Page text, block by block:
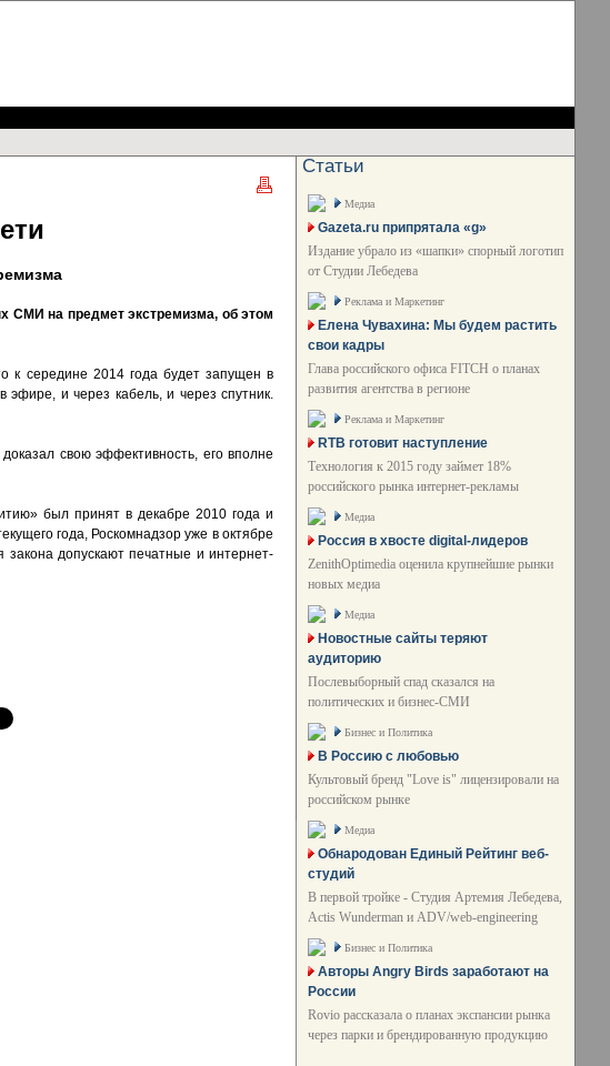
СМИ на предмет экстремизма, об этом
к середине 2014 года будет запущен в
и через кабель, и через спутник.
свою эффективность, его вполне
был принят в декабре 2010 года и
года, Роскомнадзор уже в октябре
допускают печатные и интернет-
Статьи
Медиа
Gazeta.ru припрятала «g»
Издание убрало из «шапки» спорный логотип
от Студии Лебедева
Реклама и Маркетинг
Елена Чувахина: Мы будем растить
свои кадры
Глава российского офиса FITCH о планах
развития агентства в регионе
Реклама и Маркетинг
RTB готовит наступление
Технология к 2015 году займет 18%
российского рынка интернет-рекламы
Медиа
Россия в хвосте digital-лидеров
ZenithOptimedia оценила крупнейшие рынки
новых медиа
Медиа
Новостные сайты теряют
аудиторию
Послевыборный спад сказался на
политических и бизнес-СМИ
Бизнес и Политика
В Россию с любовью
Культовый бренд "Love is" лицензировали на
российском рынке
Медиа
Обнародован Единый Рейтинг веб-
студий
В первой тройке - Студия Артемия Лебедева,
Actis Wunderman и ADV/web-engineering
Бизнес и Политика
Авторы Angry Birds заработают на
России
Rovio рассказала о планах экспансии рынка
через парки и брендированную продукцию